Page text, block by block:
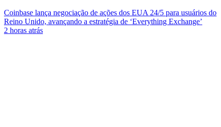
Coinbase lança negociação de ações dos EUA 24/5 para usuários do
Reino Unido, avançando a estratégia de ‘Everything Exchange’
2 horas atrás